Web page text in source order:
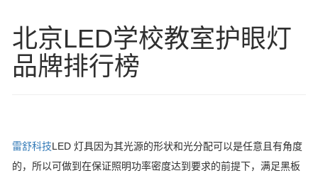
北京LED学校教室护眼灯
品牌排行榜
雷舒科技LED 灯具因为其光源的形状和光分配可以是任意且有角度
的，所以可做到在保证照明功率密度达到要求的前提下，满足黑板